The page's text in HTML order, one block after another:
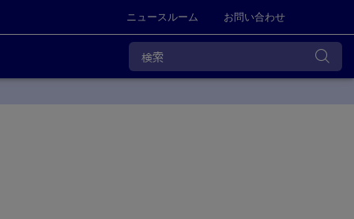
ニュースルーム お問い合わせ